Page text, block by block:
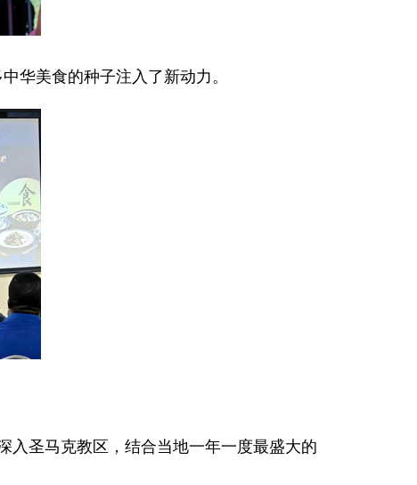
华美食的种子注入了新动力。
入圣马克教区，结合当地一年一度最盛大的